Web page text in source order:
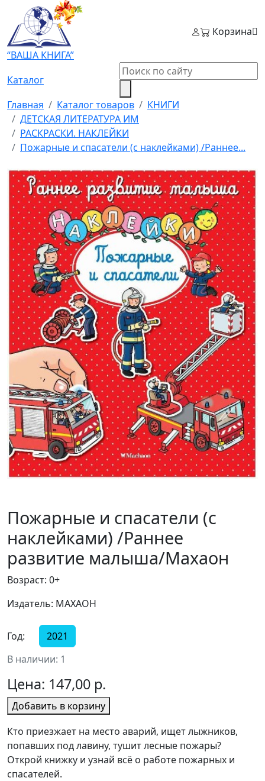
“ВАША КНИГА”
Корзина
Каталог
Главная
Каталог товаров
КНИГИ
ДЕТСКАЯ ЛИТЕРАТУРА ИМ
РАСКРАСКИ. НАКЛЕЙКИ
Пожарные и спасатели (с наклейками) /Раннее...
Пожарные и спасатели (с
наклейками) /Раннее
развитие малыша/Махаон
Возраст: 0+
Издатель: МАХАОН
Год:
2021
В наличии: 1
Цена: 147,00 р.
Добавить в корзину
Кто приезжает на место аварий, ищет лыжников,
попавших под лавину, тушит лесные пожары?
Открой книжку и узнай всё о работе пожарных и
спасателей.